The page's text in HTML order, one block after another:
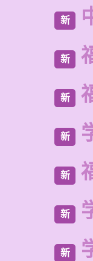
新
新
新
新
新
新
新